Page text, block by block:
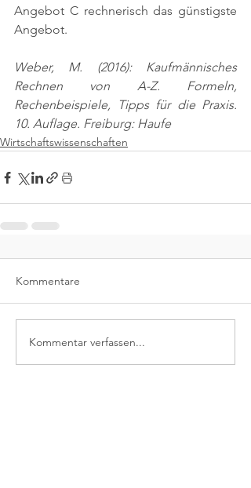
Angebot C rechnerisch das günstigste
Angebot.
Weber, M. (2016): Kaufmännisches
Rechnen von A-Z. Formeln,
Rechenbeispiele, Tipps für die Praxis.
10. Auflage. Freiburg: Haufe
Wirtschaftswissenschaften
Kommentare
Kommentar verfassen...